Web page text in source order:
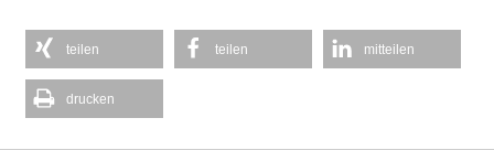
teilen teilen mitteilen
drucken